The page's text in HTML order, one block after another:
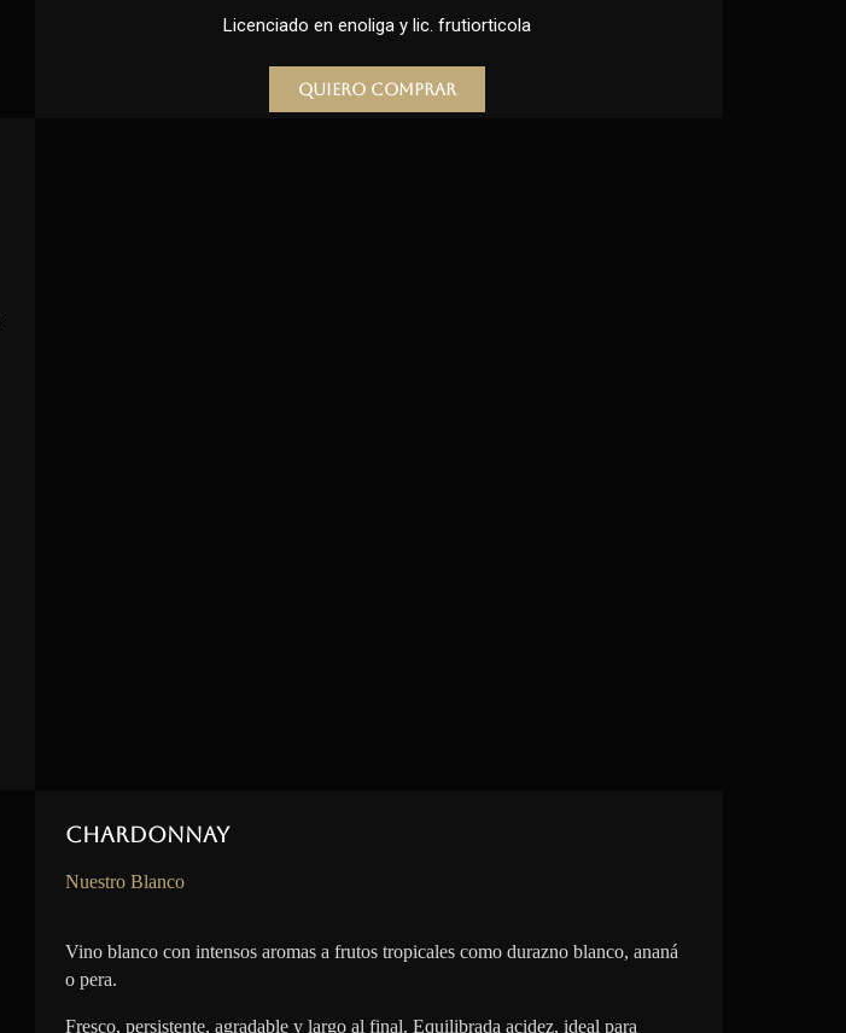
Licenciado en enoliga y lic. frutiorticola
Quiero comprar
Chardonnay
Nuestro Blanco
Vino blanco con intensos aromas a frutos tropicales como durazno blanco, ananá
o pera.
Fresco, persistente, agradable y largo al final. Equilibrada acidez, ideal para